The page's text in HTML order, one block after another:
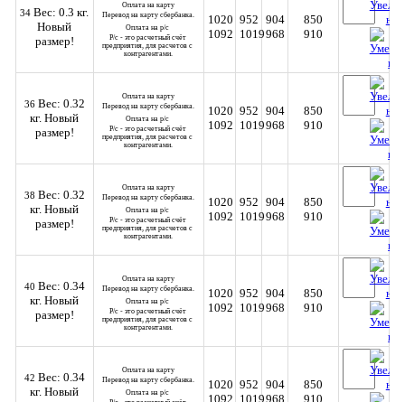
34 Вес: 0.3 кг.
Новый
размер!
Оплата на карту
Перевод на карту сбербанка.
Оплата на р/с
Р/с - это расчетный счёт
предприятия, для расчетов с
контрагентами.
1020
1092
952
1019
904
968
850
910
36 Вес: 0.32
кг. Новый
размер!
Оплата на карту
Перевод на карту сбербанка.
Оплата на р/с
Р/с - это расчетный счёт
предприятия, для расчетов с
контрагентами.
1020
1092
952
1019
904
968
850
910
38 Вес: 0.32
кг. Новый
размер!
Оплата на карту
Перевод на карту сбербанка.
Оплата на р/с
Р/с - это расчетный счёт
предприятия, для расчетов с
контрагентами.
1020
1092
952
1019
904
968
850
910
40 Вес: 0.34
кг. Новый
размер!
Оплата на карту
Перевод на карту сбербанка.
Оплата на р/с
Р/с - это расчетный счёт
предприятия, для расчетов с
контрагентами.
1020
1092
952
1019
904
968
850
910
42 Вес: 0.34
кг. Новый
Оплата на карту
Перевод на карту сбербанка.
Оплата на р/с
1020
1092
952
1019
904
968
850
910